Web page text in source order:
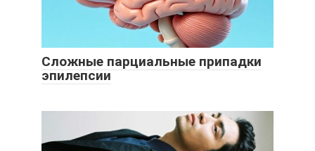
Сложные парциальные припадки
эпилепсии